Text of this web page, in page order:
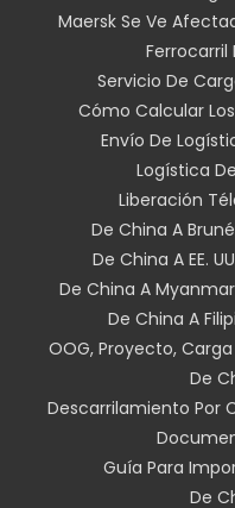
Maersk Se Ve
Ferrocarril
Servicio De
Cómo Calcular
Envío De
Logística
Liberación
De China A
De China A EE.
De China A Myanmar
De China A
OOG, Proyecto,
De
Descarrilamiento Por
Guía Para
De